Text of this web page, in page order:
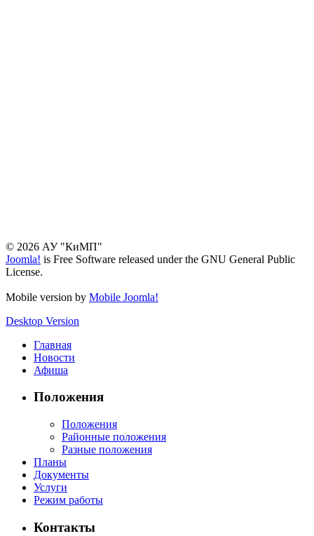
© 2026 АУ "КиМП"
Joomla! is Free Software released under the GNU General Public
License.
Mobile version by Mobile Joomla!
Desktop Version
Главная
Новости
Афиша
Положения
Положения
Районные положения
Разные положения
Планы
Документы
Услуги
Режим работы
Контакты